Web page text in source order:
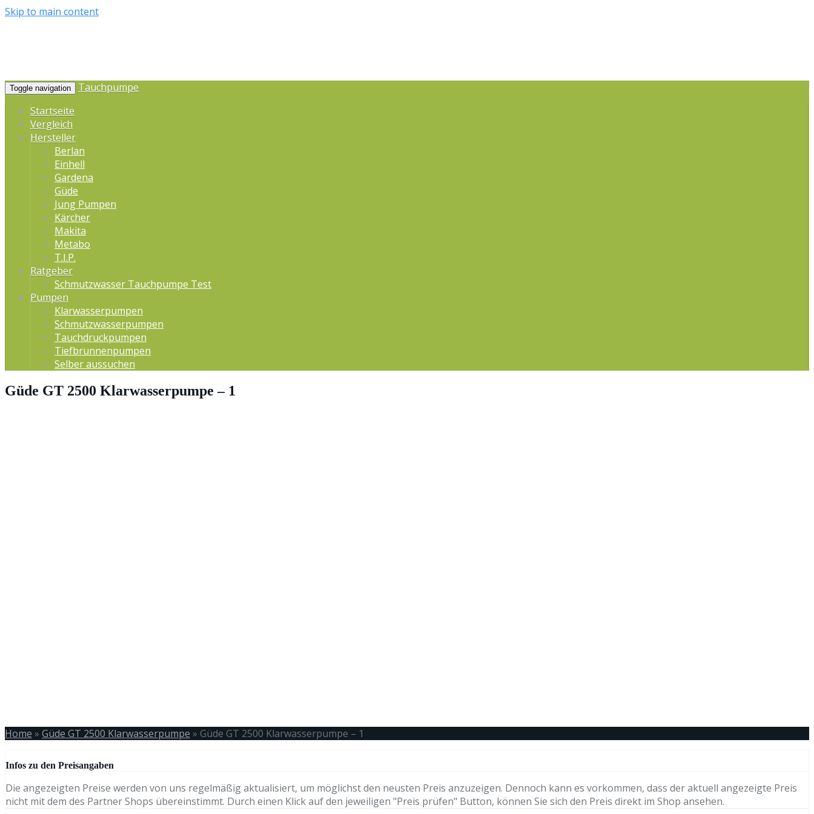
Skip to main content
Toggle navigation
Tauchpumpe
Startseite
Vergleich
Hersteller
Berlan
Einhell
Gardena
Güde
Jung Pumpen
Kärcher
Makita
Metabo
T.I.P.
Ratgeber
Schmutzwasser Tauchpumpe Test
Pumpen
Klarwasserpumpen
Schmutzwasserpumpen
Tauchdruckpumpen
Tiefbrunnenpumpen
Selber aussuchen
Güde GT 2500 Klarwasserpumpe – 1
Home » Güde GT 2500 Klarwasserpumpe » Güde GT 2500 Klarwasserpumpe – 1
Infos zu den Preisangaben
Die angezeigten Preise werden von uns regelmäßig aktualisiert, um möglichst den neusten Preis anzuzeigen. Dennoch kann es vorkommen, dass der aktuell angezeigte Preis
nicht mit dem des Partner Shops übereinstimmt. Durch einen Klick auf den jeweiligen "Preis prüfen" Button, können Sie sich den Preis direkt im Shop ansehen.